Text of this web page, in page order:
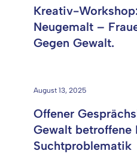
Kreativ-
Neugemalt –
Gegen Gewalt.
August 13, 2025
Offener
Gewalt betroffene
Suchtproblematik